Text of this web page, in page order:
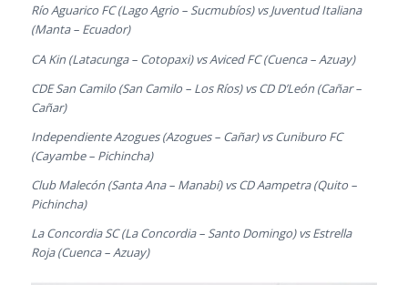
Río Aguarico FC (Lago Agrio – Sucmubíos) vs Juventud Italiana
(Manta – Ecuador)
CA Kin (Latacunga – Cotopaxi) vs Aviced FC (Cuenca – Azuay)
CDE San Camilo (San Camilo – Los Ríos) vs CD D’León (Cañar –
Cañar)
Independiente Azogues (Azogues – Cañar) vs Cuniburo FC
(Cayambe – Pichincha)
Club Malecón (Santa Ana – Manabí) vs CD Aampetra (Quito –
Pichincha)
La Concordia SC (La Concordia – Santo Domingo) vs Estrella
Roja (Cuenca – Azuay)